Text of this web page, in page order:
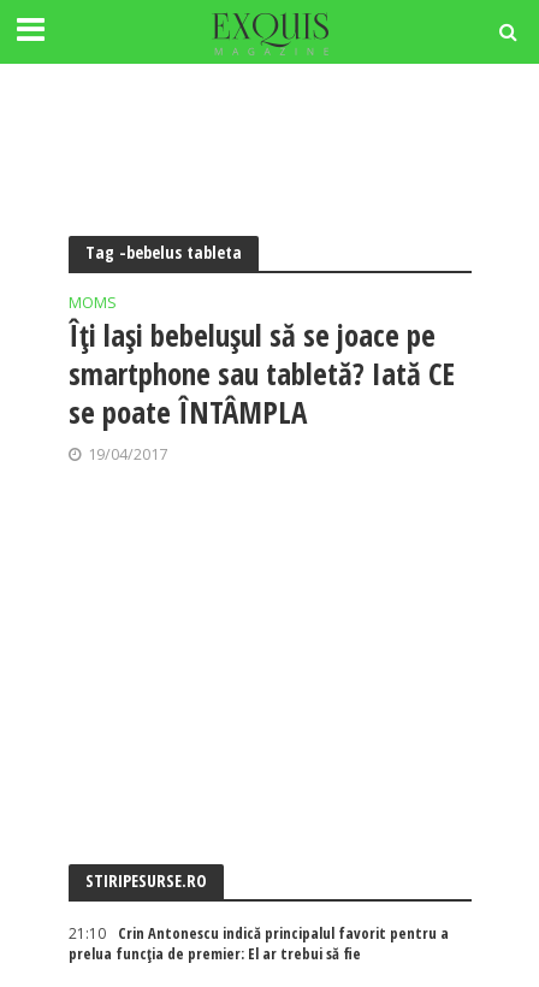
Tag -bebelus tableta
MOMS
Îți lași bebelușul să se joace pe
smartphone sau tabletă? Iată CE
se poate ÎNTÂMPLA
19/04/2017
STIRIPESURSE.RO
21:10
Crin Antonescu indică principalul favorit pentru a
prelua funcția de premier: El ar trebui să fie